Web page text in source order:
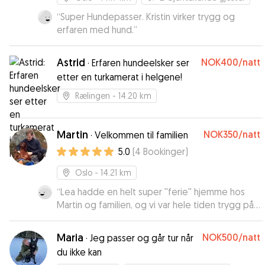
“Super Hundepasser. Kristin virker trygg og
erfaren med hund.”
Astrid · Erfaren hundeelsker ser
etter en turkamerat i helgene!
NOK400/natt
Rælingen - 14.20 km
Martin · Velkommen til familien NOK350/natt
5.0 (4 Bookinger)
Oslo - 14.21 km
“Lea hadde en helt super ''ferie'' hjemme hos
Martin og familien, og vi var hele tiden trygg på
at hun hadde det bra.”
Maria · Jeg passer og går tur når
du ikke kan
NOK500/natt